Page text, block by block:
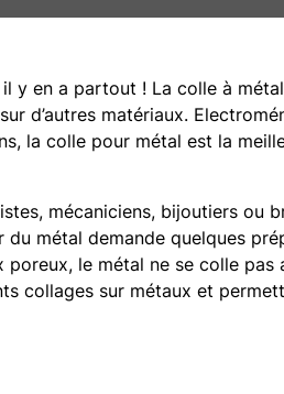
il y en a partout ! La colle à
d’autres matériaux.
la colle pour métal est la
mécaniciens, bijoutiers ou
du métal demande quelques
poreux, le métal ne se colle
collages sur métaux et